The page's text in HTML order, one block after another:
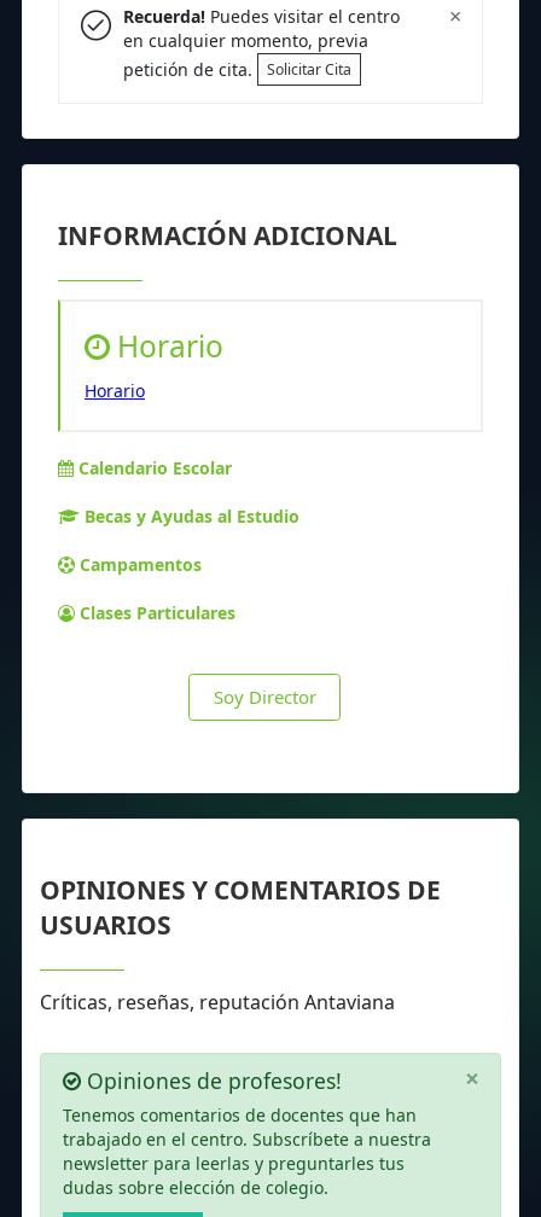
×
Recuerda!Puedes visitar el centro
en cualquier momento, previa
petición de cita.
Solicitar Cita
INFORMACIÓN ADICIONAL
Horario
Horario
Calendario Escolar
Becas y Ayudas al Estudio
Campamentos
Clases Particulares
Soy Director
OPINIONES Y COMENTARIOS DE
USUARIOS
Críticas, reseñas, reputación Antaviana
×
Opiniones de profesores!
Tenemos comentarios de docentes que han
trabajado en el centro. Subscríbete a nuestra
newsletter para leerlas y preguntarles tus
dudas sobre elección de colegio.